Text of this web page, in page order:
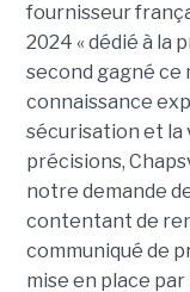
fournisseur
2024 « dédié à la
second gagné ce
connaissance
sécurisation et la
précisions,
notre demande
contentant de
communiqué de
mise en place par